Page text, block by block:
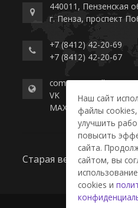
440011, Пензенская
г. Пенза, проспект
+7 (8412) 42-20-69
+7 (8412) 42-20-67
commerce-college.ru
VK
MAX
Старая версия сайта
Наш сайт
файлы
улучшить
повысить
сайта.
сайтом, вы
cookies и